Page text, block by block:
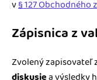
v§ 127 Obchodného
Zápisnica z
Zvolený zapisovateľ